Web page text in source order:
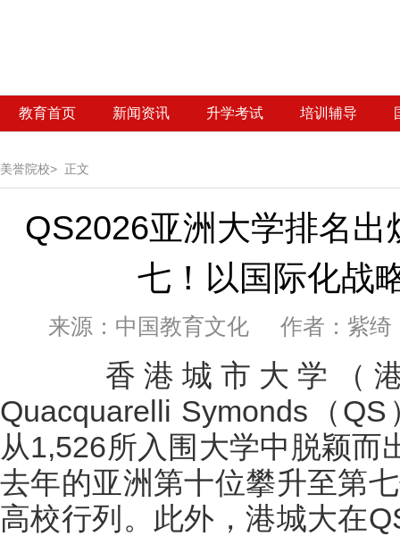
教育首页 新闻资讯 升学考试 培训辅导
美誉院校> 正文
QS2026亚洲大学排名
七！以国际化战
来源： 中国教育文化 作者：紫
香港城市大学（港
Quacquarelli Symonds（
从1,526所入围大学中脱颖而
去年的亚洲第十位攀升至第
高校行列。此外，港城大在